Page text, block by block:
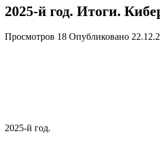
2025-й год. Итоги.
Просмотров 18 Опубликовано
2025-й год.